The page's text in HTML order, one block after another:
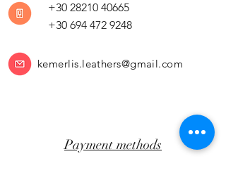
+30 28210 40665
+30 694 472 9248
kemerlis.leathers@gmail.com
Payment methods